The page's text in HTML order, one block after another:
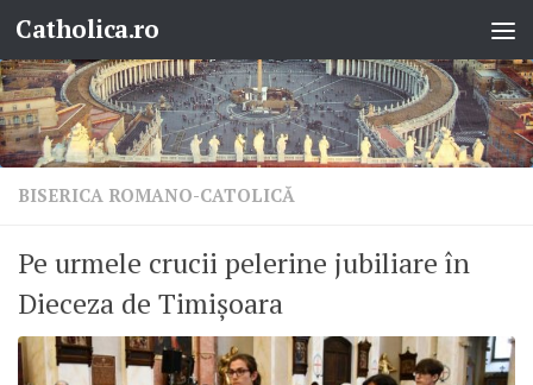
Skip to content
Catholica.ro
BISERICA ROMANO-CATOLICĂ
Pe urmele crucii pelerine jubiliare în
Dieceza de Timișoara